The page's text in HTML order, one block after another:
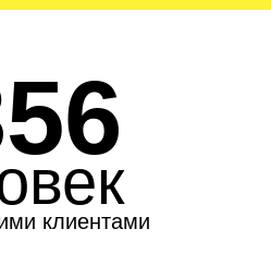
клиентами